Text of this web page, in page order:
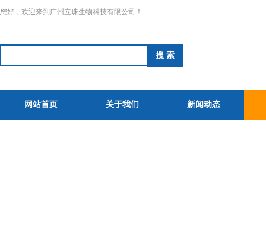
您好，欢迎来到广州立珠生物科技有限公司！
网站首页 关于我们 新闻动态